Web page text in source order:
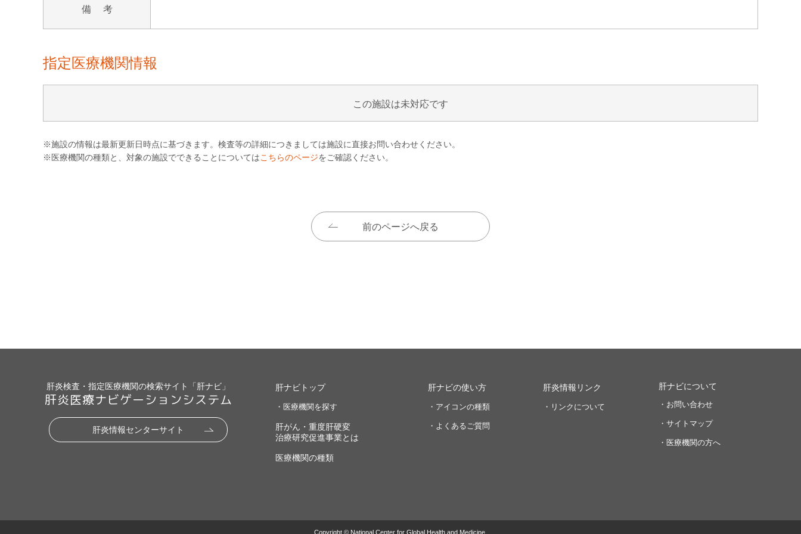
備 考
指定医療機関情報
この施設は未対応です
※施設の情報は最新更新日時点に基づきます。検査等の詳細につきましては施設に直接お問い合わせください。
※医療機関の種類と、対象の施設でできることについてはこちらのページをご確認ください。
前のページへ戻る
肝炎検査・指定医療機関の検索サイト「肝ナビ」
肝炎医療ナビゲーションシステム
肝炎情報センターサイト
肝ナビトップ
・医療機関を探す
肝がん・重度肝硬変
治療研究促進事業とは
医療機関の種類
肝ナビの使い方
・アイコンの種類
・よくあるご質問
肝炎情報リンク
・リンクについて
肝ナビについて
・お問い合わせ
・サイトマップ
・医療機関の方へ
Copyright © National Center for Global Health and Medicine.